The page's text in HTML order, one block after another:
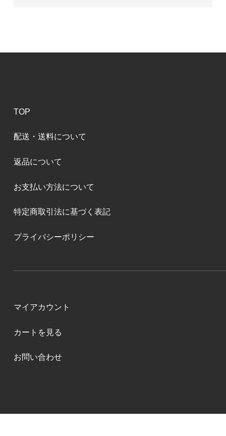
TOP
配送・送料について
返品について
お支払い方法について
特定商取引法に基づく表記
プライバシーポリシー
マイアカウント
カートを見る
お問い合わせ